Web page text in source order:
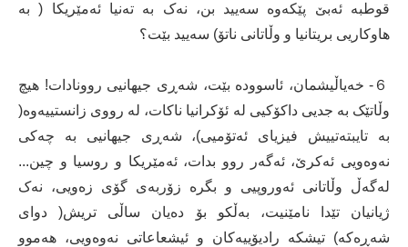
قوطبە ئەبێ پێکەوە سەیید بن، نەک بە تەنیا ئەمێریکا ( بە
هاوکاریی بریتانیا و وڵاتانی ناتۆ) سەیید بێت؟
６- خەیاڵیشمان، ئاسوودە بێت، شەڕی جیهانیی روونادات! هیچ
وڵاتێک بە جدیی داکۆکیی لە ئۆکرانیا ناکات، لە رووی زانستییەوە(
بە تایبتەتییش فیزیای ئەتۆمیی)، شەڕی جیهانیی بە چەکی
نەوەویی ئەکرێ، ئەگەر روو بدات، ئەمێریکا و روسیا و چین...
لەگەڵ وڵاتانی ئەوروپیی و بگرە زۆربەی گۆی زەویی، نەک
ژیانیان تێدا نامێنیت، بەڵکو بۆ دەیان ساڵی تریش( دوای
شەڕەکە) تیشکە رادیۆییەکان و ئیشعاعاتی نەوەویی، هەموو